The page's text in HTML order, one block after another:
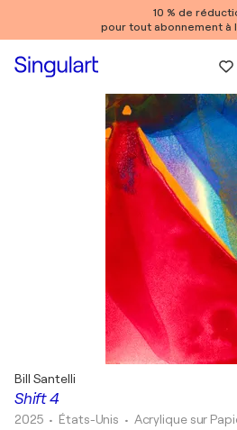
10 % de
pour tout abonnement à
Shift 4
Bill Santelli
2025 • États-Unis • Acrylique sur